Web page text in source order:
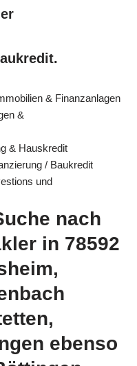
& Finanzanlagen
&
& Hauskredit
/ Baukredit
und
nach
in 78592
ebenso